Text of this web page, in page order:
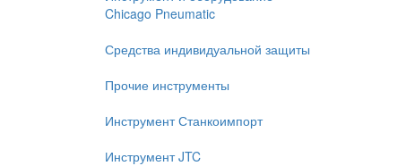
Chicago Pneumatic
Средства индивидуальной защиты
Прочие инструменты
Инструмент Станкоимпорт
Инструмент JTC